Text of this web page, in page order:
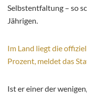
Selbstentfaltung – so
Jährigen.
Im Land liegt die
Prozent, meldet das
Ist er einer der